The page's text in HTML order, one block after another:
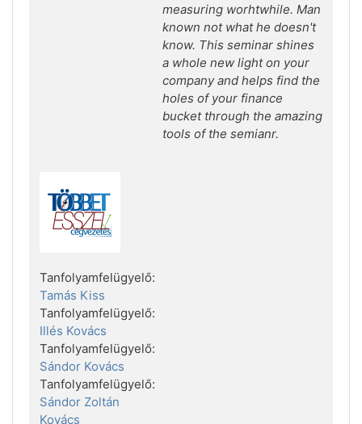
measuring worhtwhile. Man
known not what he doesn't
know. This seminar shines
a whole new light on your
company and helps find the
holes of your finance
bucket through the amazing
tools of the semianr.
Tanfolyamfelügyelő:
Tamás Kiss
Tanfolyamfelügyelő:
Illés Kovács
Tanfolyamfelügyelő:
Sándor Kovács
Tanfolyamfelügyelő:
Sándor Zoltán
Kovács